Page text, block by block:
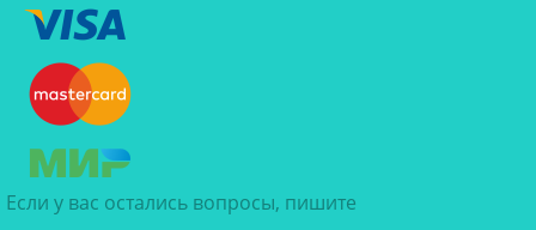
Если у вас остались вопросы, пишите